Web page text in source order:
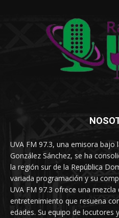
UVA FM 97.3, una emisora bajo
González Sánchez, se ha
la región sur de la República
variada programación y su
UVA FM 97.3 ofrece una
entretenimiento que resuena
edades. Su equipo de locutores